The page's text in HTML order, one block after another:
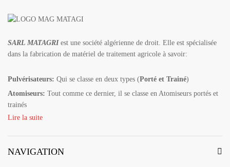
SARL MATAGRIest une société algérienne de droit. Elle est spécialisée
dans la fabrication de matériel de traitement agricole à savoir:
Pulvérisateurs: Qui se classe en deux types (Porté et Trainé)
Atomiseurs: Tout comme ce dernier, il se classe en Atomiseurs portés et
trainés
Lire la suite
NAVIGATION